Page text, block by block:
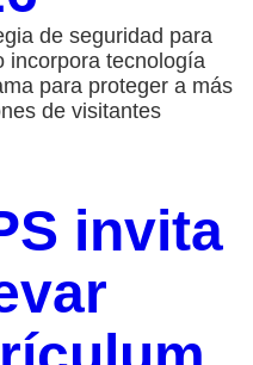
de seguridad para
incorpora tecnología
para proteger a más
de visitantes
invita